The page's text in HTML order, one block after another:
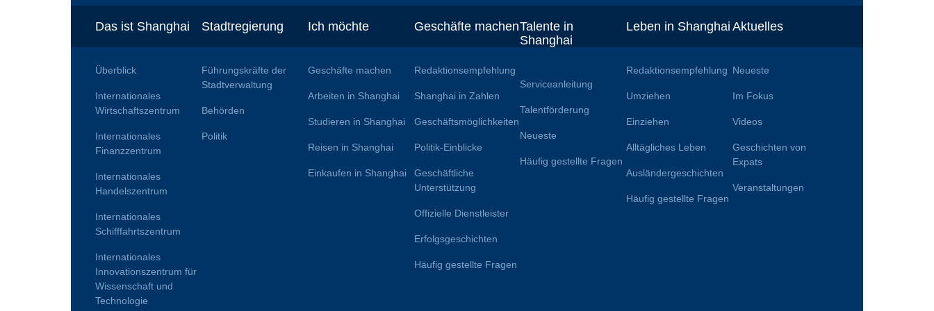
Das ist Shanghai
Überblick
Internationales
Wirtschaftszentrum
Internationales
Finanzzentrum
Internationales
Handelszentrum
Internationales
Schifffahrtszentrum
Internationales
Innovationszentrum für
Wissenschaft und
Technologie
Stadtregierung
Führungskräfte der
Stadtverwaltung
Behörden
Politik
Ich möchte
Geschäfte machen
Arbeiten in Shanghai
Studieren in Shanghai
Reisen in Shanghai
Einkaufen in Shanghai
Geschäfte machen
Redaktionsempfehlung
Shanghai in Zahlen
Geschäftsmöglichkeiten
Politik-Einblicke
Geschäftliche
Unterstützung
Offizielle Dienstleister
Erfolgsgeschichten
Häufig gestellte Fragen
Talente in
Shanghai
Serviceanleitung
Talentförderung
Neueste
Häufig gestellte Fragen
Leben in Shanghai
Redaktionsempfehlung
Umziehen
Einziehen
Alltägliches Leben
Ausländergeschichten
Häufig gestellte Fragen
Aktuelles
Neueste
Im Fokus
Videos
Geschichten von
Expats
Veranstaltungen